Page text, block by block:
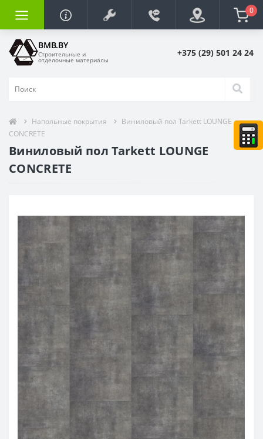
0
BMB.BY
Строительные и
отделочные материалы
+375 (29) 501 24 24
Напольные покрытия
Виниловый пол Tarkett LOUNGE
CONCRETE
Виниловый пол Tarkett LOUNGE
CONCRETE